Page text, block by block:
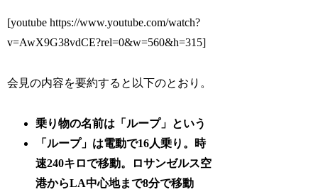
[youtube https://www.youtube.com/watch?
v=AwX9G38vdCE?rel=0&w=560&h=315]
会見の内容を要約すると以下のとおり。
乗り物の名前は「ループ」という
「ループ」は電動で16人乗り。時
速240キロで移動。ロサンゼルス空
港からLA中心地まで8分で移動